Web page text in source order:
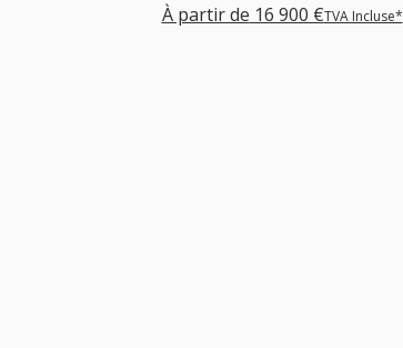
À partir de 16 900 €TVA Incluse*